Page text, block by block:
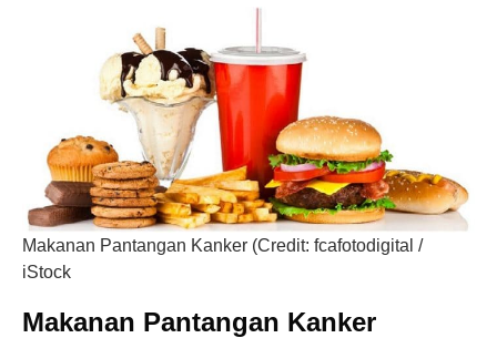
Makanan Pantangan Kanker (Credit: fcafotodigital /
iStock
Makanan Pantangan Kanker